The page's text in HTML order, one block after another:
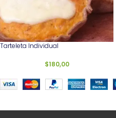
Tarteleta Individual
$180,00